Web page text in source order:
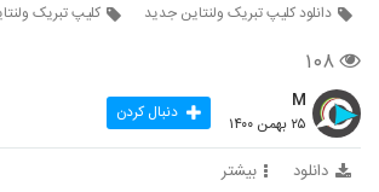
دانلود کلیپ تبریک ولنتاین جدید
کلیپ تبریک
۱۰۸
M
۲۵ بهمن ۱۴۰۰ دنبال کردن
دانلود بیشتر